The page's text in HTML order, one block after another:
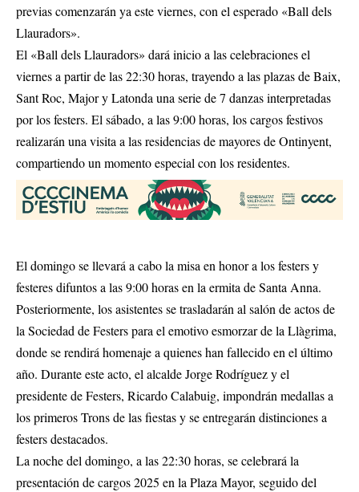
previas comenzarán ya este viernes, con el esperado «Ball dels
Llauradors».
El «Ball dels Llauradors» dará inicio a las celebraciones el
viernes a partir de las 22:30 horas, trayendo a las plazas de Baix,
Sant Roc, Major y Latonda una serie de 7 danzas interpretadas
por los festers. El sábado, a las 9:00 horas, los cargos festivos
realizarán una visita a las residencias de mayores de Ontinyent,
compartiendo un momento especial con los residentes.
El domingo se llevará a cabo la misa en honor a los festers y
festeres difuntos a las 9:00 horas en la ermita de Santa Anna.
Posteriormente, los asistentes se trasladarán al salón de actos de
la Sociedad de Festers para el emotivo esmorzar de la Llàgrima,
donde se rendirá homenaje a quienes han fallecido en el último
año. Durante este acto, el alcalde Jorge Rodríguez y el
presidente de Festers, Ricardo Calabuig, impondrán medallas a
los primeros Trons de las fiestas y se entregarán distinciones a
festers destacados.
La noche del domingo, a las 22:30 horas, se celebrará la
presentación de cargos 2025 en la Plaza Mayor, seguido del